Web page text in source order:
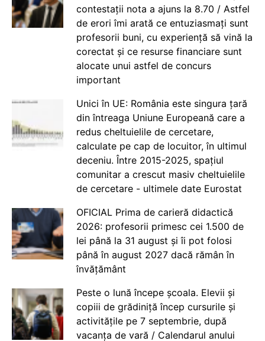
contestații nota a ajuns la 8.70 / Astfel
de erori îmi arată ce entuziasmați sunt
profesorii buni, cu experiență să vină la
corectat și ce resurse financiare sunt
alocate unui astfel de concurs
important
Unici în UE: România este singura țară
din întreaga Uniune Europeană care a
redus cheltuielile de cercetare,
calculate pe cap de locuitor, în ultimul
deceniu. Între 2015-2025, spațiul
comunitar a crescut masiv cheltuielile
de cercetare - ultimele date Eurostat
OFICIAL Prima de carieră didactică
2026: profesorii primesc cei 1.500 de
lei până la 31 august și îi pot folosi
până în august 2027 dacă rămân în
învățământ
Peste o lună începe școala. Elevii și
copiii de grădiniță încep cursurile și
activitățile pe 7 septembrie, după
vacanța de vară / Calendarul anului